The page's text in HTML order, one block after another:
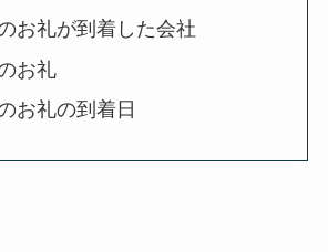
お礼が到着した会社
お礼
お礼の到着日